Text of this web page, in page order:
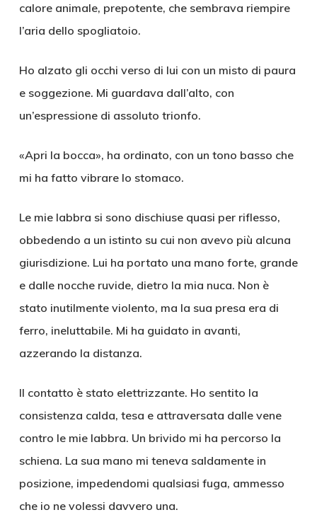
calore animale, prepotente, che sembrava riempire
l’aria dello spogliatoio.
Ho alzato gli occhi verso di lui con un misto di paura
e soggezione. Mi guardava dall’alto, con
un’espressione di assoluto trionfo.
«Apri la bocca», ha ordinato, con un tono basso che
mi ha fatto vibrare lo stomaco.
Le mie labbra si sono dischiuse quasi per riflesso,
obbedendo a un istinto su cui non avevo più alcuna
giurisdizione. Lui ha portato una mano forte, grande
e dalle nocche ruvide, dietro la mia nuca. Non è
stato inutilmente violento, ma la sua presa era di
ferro, ineluttabile. Mi ha guidato in avanti,
azzerando la distanza.
Il contatto è stato elettrizzante. Ho sentito la
consistenza calda, tesa e attraversata dalle vene
contro le mie labbra. Un brivido mi ha percorso la
schiena. La sua mano mi teneva saldamente in
posizione, impedendomi qualsiasi fuga, ammesso
che io ne volessi davvero una.